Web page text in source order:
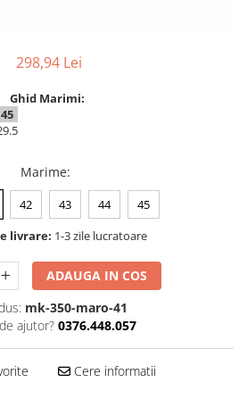
298,94 Lei
Ghid Marimi:
45
Marime:
42 43 44
45
livrare: 1-3 zile lucratoare
ADAUGA IN COS
mk-350-maro-41
ajutor? 0376.448.057
Cere informatii